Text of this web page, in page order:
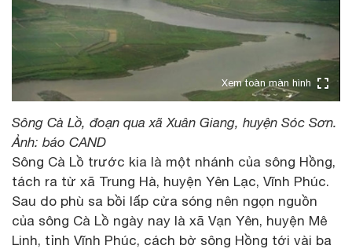
Xem toàn màn hình
Sông Cà Lồ, đoạn qua xã Xuân Giang, huyện Sóc Sơn.
Ảnh: báo CAND
Sông Cà Lồ trước kia là một nhánh của sông Hồng,
tách ra từ xã Trung Hà, huyện Yên Lạc, Vĩnh Phúc.
Sau do phù sa bồi lấp cửa sóng nên ngọn nguồn
của sông Cà Lồ ngày nay là xã Vạn Yên, huyện Mê
Linh, tỉnh Vĩnh Phúc, cách bờ sông Hồng tới vài ba